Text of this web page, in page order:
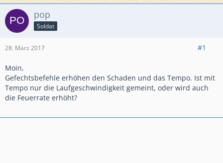
pop
Soldat
28. März 2017 #1
Moin,
Gefechtsbefehle erhöhen den Schaden und das Tempo. Ist mit
Tempo nur die Laufgeschwindigkeit gemeint, oder wird auch
die Feuerrate erhöht?